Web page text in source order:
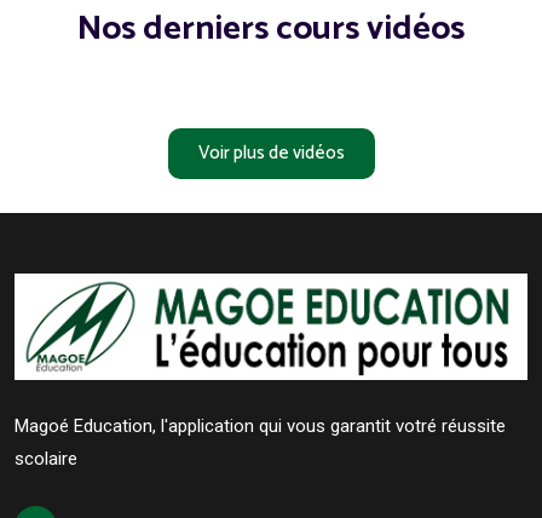
Nos derniers cours vidéos
Voir plus de vidéos
Magoé Education, l'application qui vous garantit votré réussite
scolaire